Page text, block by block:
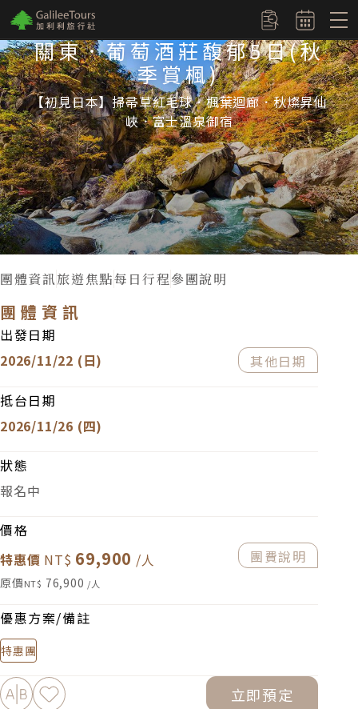
logo 訂單查詢
關東．葡萄酒莊馥郁5日(秋
季賞楓)
【初見日本】掃帚草紅毛球．楓葉迴廊．秋燦昇仙
峽．富士溫泉御宿
團體資訊旅遊焦點每日行程參團說明
團體資訊
出發日期
2026/11/22 (日)
其他日期
抵台日期
2026/11/26 (四)
狀態
報名中
價格
特惠價
69,900
原價 76,900
團費說明
優惠方案/備註
特惠團
加入比較加入最愛
立即預定